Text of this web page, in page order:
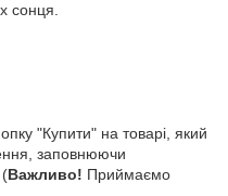
сонця.
"Купити" на товарі, який
заповнюючи
(Важливо! Приймаємо